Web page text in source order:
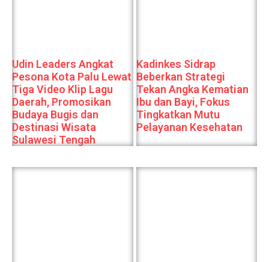
Udin Leaders Angkat
Pesona Kota Palu Lewat
Tiga Video Klip Lagu
Daerah, Promosikan
Budaya Bugis dan
Destinasi Wisata
Sulawesi Tengah
Kadinkes Sidrap
Beberkan Strategi
Tekan Angka Kematian
Ibu dan Bayi, Fokus
Tingkatkan Mutu
Pelayanan Kesehatan